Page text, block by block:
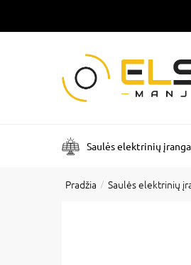
Saulės elektrinių įranga
Pradžia / Saulės elektrinių